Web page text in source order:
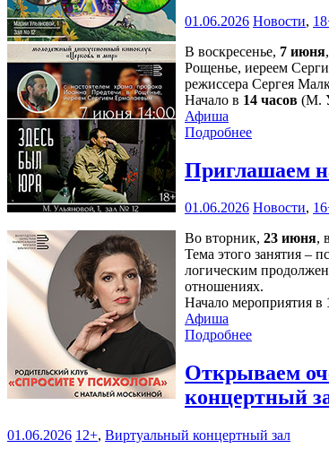
01.06.2026 Новости,
В воскресенье, 7 июня
Рощенье, иереем
режиссера Сергея
Начало в 14 часов (М.
Афиша
Подробнее
Приглашаем
01.06.2026 Новости,
Во вторник, 23 июня,
Тема этого занятия –
логическим
отношениях.
Начало мероприятия в
Афиша
Подробнее
Открываем
концертный
01.06.2026 12+, Виртуальный концертный зал